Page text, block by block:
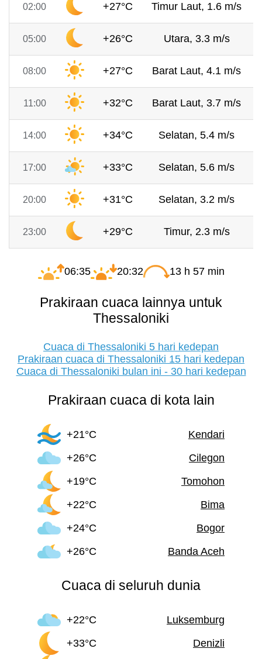
02:00 +27°C Timur Laut, 1.6 m/s
05:00 +26°C Utara, 3.3 m/s
08:00 +27°C Barat Laut, 4.1 m/s
11:00 +32°C Barat Laut, 3.7 m/s
14:00 +34°C Selatan, 5.4 m/s
17:00 +33°C Selatan, 5.6 m/s
20:00 +31°C Selatan, 3.2 m/s
23:00 +29°C Timur, 2.3 m/s
06:35 20:32 13 h 57 min
Prakiraan cuaca lainnya untuk
Thessaloniki
Cuaca di Thessaloniki 5 hari kedepan
Prakiraan cuaca di Thessaloniki 15 hari kedepan
Cuaca di Thessaloniki bulan ini - 30 hari kedepan
Prakiraan cuaca di kota lain
+21°C
Kendari
+26°C
Cilegon
+19°C
Tomohon
+22°C
Bima
+24°C
Bogor
+26°C
Banda Aceh
Cuaca di seluruh dunia
+22°C
Luksemburg
+33°C
Denizli